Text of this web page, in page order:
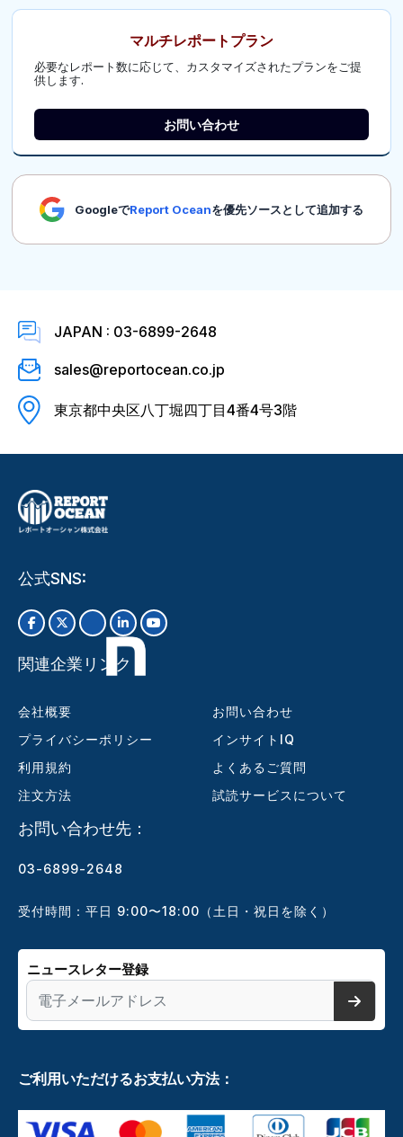
マルチレポートプラン
必要なレポート数に応じて、カスタマイズされたプランをご提
供します.
お問い合わせ
GoogleでReport Oceanを優先ソースとして追加する
JAPAN : 03-6899-2648
sales@reportocean.co.jp
東京都中央区八丁堀四丁目4番4号3階
公式SNS:
関連企業リンク
会社概要
プライバシーポリシー
利用規約
注文方法
お問い合わせ
インサイトIQ
よくあるご質問
試読サービスについて
お問い合わせ先：
03-6899-2648
受付時間：平日 9:00〜18:00（土日・祝日を除く）
ニュースレター登録
ご利用いただけるお支払い方法：